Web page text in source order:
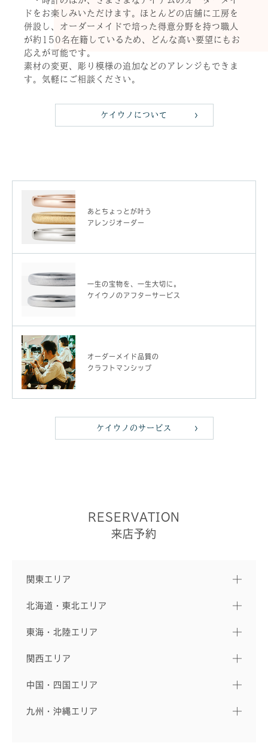
ドをお楽しみいただけます。ほとんどの店舗に工房を
併設し、オーダーメイドで培った得意分野を持つ職人
が約150名在籍しているため、どんな高い要望にもお
応えが可能です。
素材の変更、彫り模様の追加などのアレンジもできま
す。気軽にご相談ください。
ケイウノについて
あとちょっとが叶う
アレンジオーダー
一生の宝物を、一生大切に。
ケイウノのアフターサービス
オーダーメイド品質の
クラフトマンシップ
ケイウノのサービス
RESERVATION
来店予約
関東エリア
北海道・東北エリア
東海・北陸エリア
関西エリア
中国・四国エリア
九州・沖縄エリア